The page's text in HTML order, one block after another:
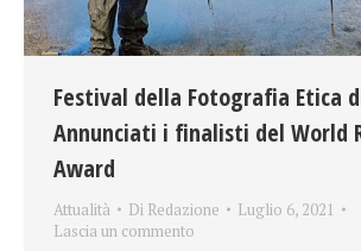
Festival della Fotografia Etica
Annunciati i finalisti del World
Award
Attualità Di Redazione
Luglio 6, 2021
Lascia un commento